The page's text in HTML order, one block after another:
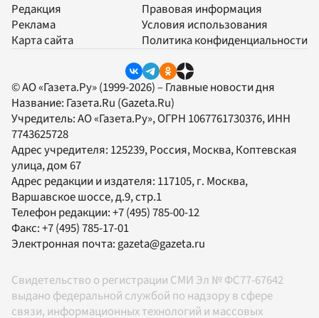
Редакция
Реклама
Карта сайта
Правовая информация
Условия использования
Политика конфиденциальности
© АО «Газета.Ру» (1999-2026) – Главные новости дня
Название: Газета.Ru (Gazeta.Ru)
Учредитель:АО «Газета.Ру», ОГРН 1067761730376, ИНН
7743625728
Адрес учредителя: 125239, Россия, Москва, Коптевская
улица, дом 67
Адрес редакции и издателя: 117105, г. Москва,
Варшавское шоссе, д.9, стр.1
Телефон редакции:+7 (495) 785-00-12
Факс:+7 (495) 785-17-01
Электронная почта:gazeta@gazeta.ru
Свидетельство о регистрации СМИ Эл № ФС77-67642
выдано федеральной службой по надзору в сфере
связи, информационных технологий и массовых